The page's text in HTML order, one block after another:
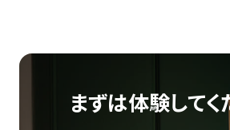
まずは体験してく